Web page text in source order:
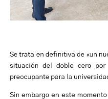
Se trata en definitiva de «un
situación del doble cero
preocupante para la
Sin embargo en este